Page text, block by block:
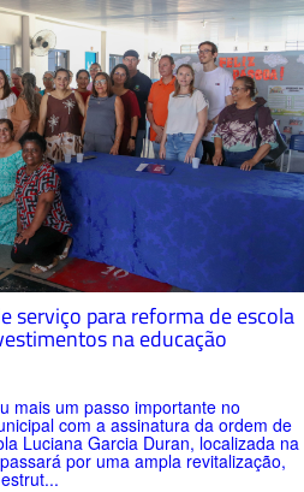
serviço para reforma de escola
na educação
mais um passo importante no
com a assinatura da ordem de
Luciana Garcia Duran, localizada na
por uma ampla revitalização,